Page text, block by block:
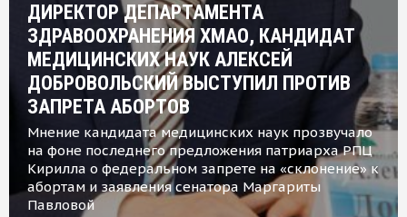
ДИРЕКТОР ДЕПАРТАМЕНТА
ЗДРАВООХРАНЕНИЯ ХМАО, КАНДИДАТ
МЕДИЦИНСКИХ НАУК АЛЕКСЕЙ
ДОБРОВОЛЬСКИЙ ВЫСТУПИЛ ПРОТИВ
ЗАПРЕТА АБОРТОВ
Мнение кандидата медицинских наук прозвучало
на фоне последнего предложения патриарха РПЦ
Кирилла о федеральном запрете на «склонение» к
абортам и заявления сенатора Маргариты
Павловой